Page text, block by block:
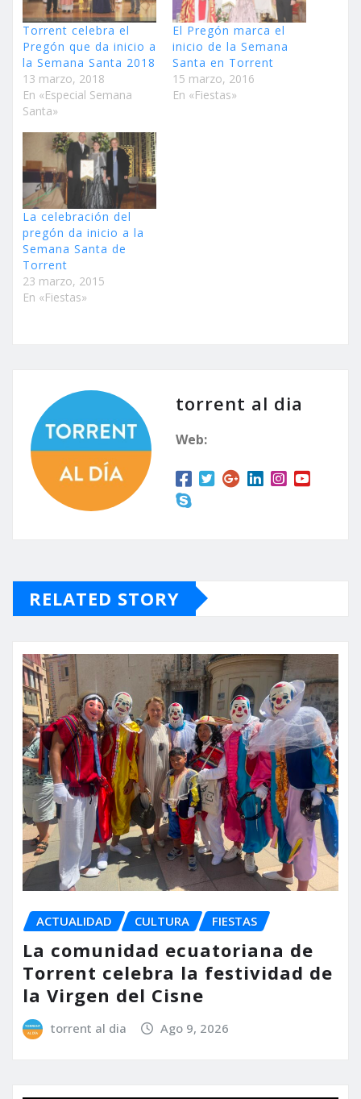
Torrent celebra el
Pregón que da inicio a
la Semana Santa 2018
13 marzo, 2018
En «Especial Semana
Santa»
El Pregón marca el
inicio de la Semana
Santa en Torrent
15 marzo, 2016
En «Fiestas»
La celebración del
pregón da inicio a la
Semana Santa de
Torrent
23 marzo, 2015
En «Fiestas»
torrent al dia
Web:
RELATED STORY
ACTUALIDAD CULTURA FIESTAS
La comunidad ecuatoriana de
Torrent celebra la festividad de
la Virgen del Cisne
torrent al dia Ago 9, 2026